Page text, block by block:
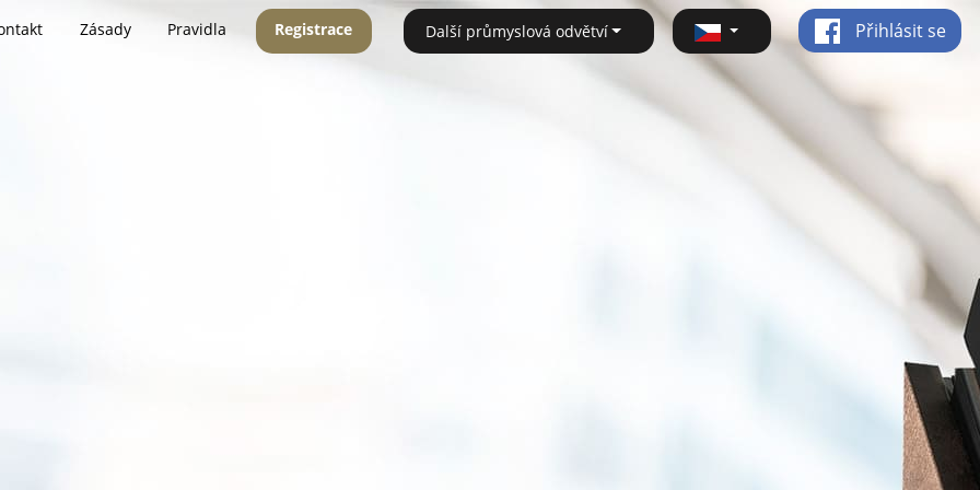
Zásady Pravidla Registrace Další průmyslová odvětví Přihlásit se